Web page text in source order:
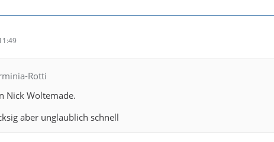
Rotti
Nick Woltemade.
aber unglaublich schnell